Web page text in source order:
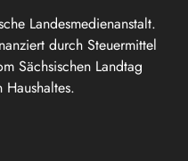
Landesmedienanstalt.
durch Steuermittel
Sächsischen Landtag
Haushaltes.